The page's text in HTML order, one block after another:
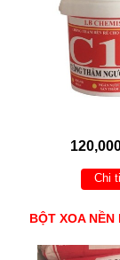
Chi
BỘT XOA NỀN